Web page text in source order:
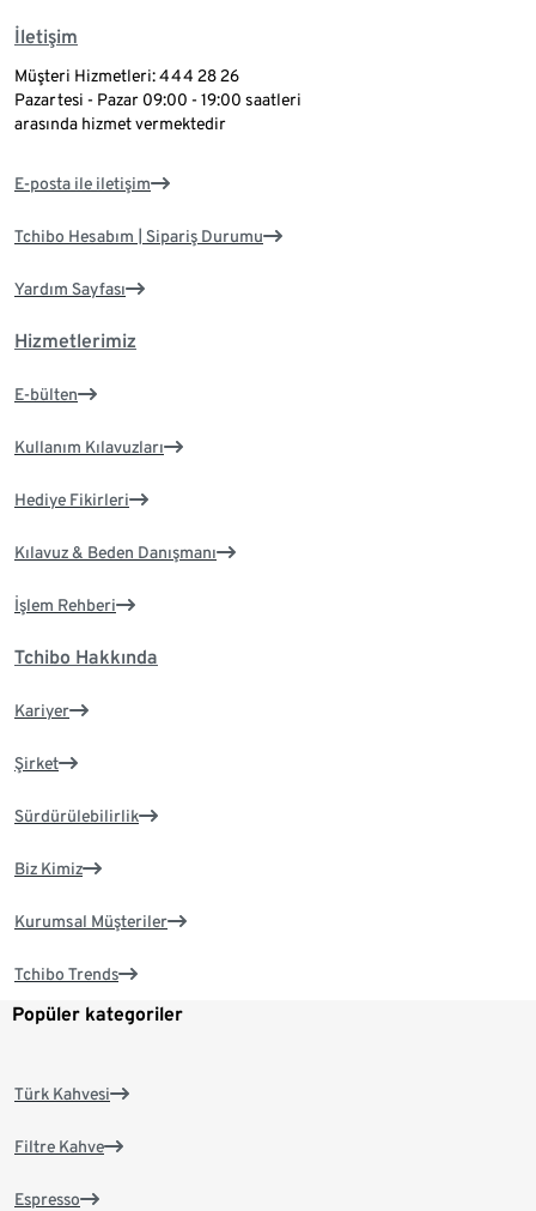
İletişim
Müşteri Hizmetleri: 444 28 26
Pazartesi - Pazar 09:00 - 19:00 saatleri
arasında hizmet vermektedir
E-posta ile iletişim
Tchibo Hesabım | Sipariş Durumu
Yardım Sayfası
Hizmetlerimiz
E-bülten
Kullanım Kılavuzları
Hediye Fikirleri
Kılavuz & Beden Danışmanı
İşlem Rehberi
Tchibo Hakkında
Kariyer
Şirket
Sürdürülebilirlik
Biz Kimiz
Kurumsal Müşteriler
Tchibo Trends
Popüler kategoriler
Türk Kahvesi
Filtre Kahve
Espresso